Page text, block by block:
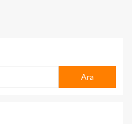
Ara